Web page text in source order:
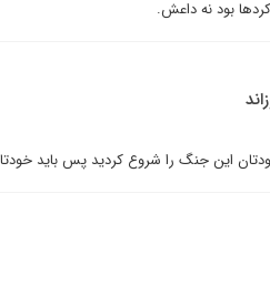
بود نه داعش.
این جنگ را شروع کردید پس باید